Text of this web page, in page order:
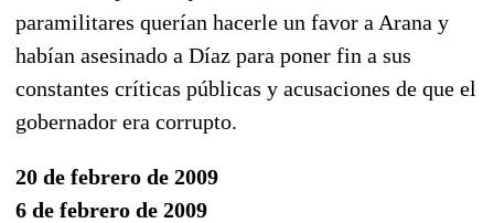
paramilitares querían hacerle un favor a Arana y
habían asesinado a Díaz para poner fin a sus
constantes críticas públicas y acusaciones de que el
gobernador era corrupto.
20 de febrero de 2009
6 de febrero de 2009